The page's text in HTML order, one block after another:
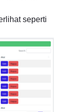
seperti